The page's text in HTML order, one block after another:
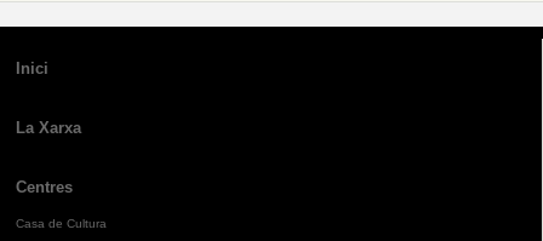
Inici
La Xarxa
Centres
Casa de Cultura